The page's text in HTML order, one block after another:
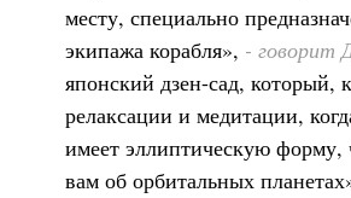
месту, специально
экипажа корабля», - говорит
японский дзен-сад, который,
релаксации и медитации,
имеет эллиптическую форму,
вам об орбитальных